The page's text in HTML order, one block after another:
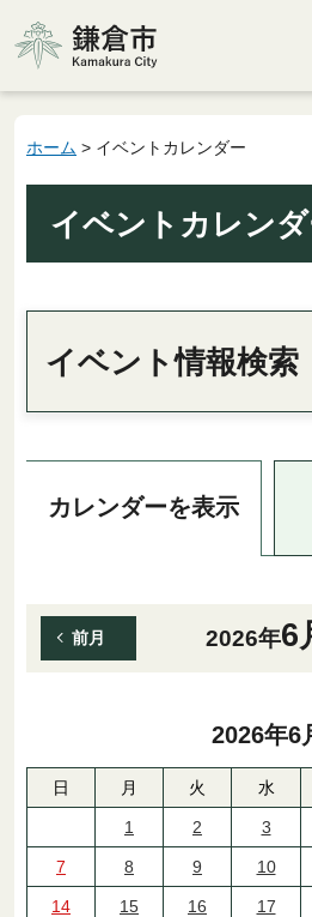
鎌倉市
ホーム > イベントカレンダー
イベントカレン
イベント情報検索
カレンダーを表示
前月 2026年6
2026年6
日 月 火 水
1 2 3
7 8 9 10
14 15 16 17